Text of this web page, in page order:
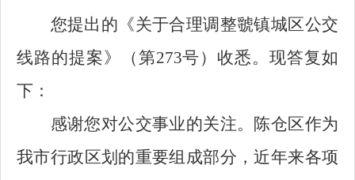
您提出的《关于合理调整虢镇城区公交
线路的提案》（第273号）收悉。现答复如
下：
感谢您对公交事业的关注。陈仓区作为
我市行政区划的重要组成部分，近年来各项